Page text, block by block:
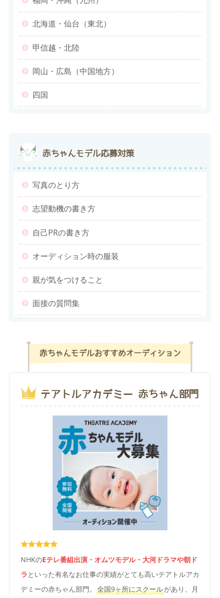
北海道・仙台（東北）
甲信越・北陸
岡山・広島（中国地方）
四国
赤ちゃんモデル応募対策
写真のとり方
志望動機の書き方
自己PRの書き方
オーディション時の服装
親が気をつけること
面接の質問集
赤ちゃんモデルおすすめオーディション
テアトルアカデミー 赤ちゃん部門
NHKのEテレ番組出演・オムツモデル・大河ドラマや朝ド
ラ といった有名なお仕事の実績がとても高いテアトルアカ
デミーの赤ちゃん部門。
全国9ヶ所にスクールがあり、月